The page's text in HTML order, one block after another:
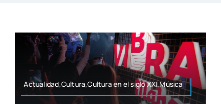
Actualidad,Cultura,Cultura en el siglo XXI,Música